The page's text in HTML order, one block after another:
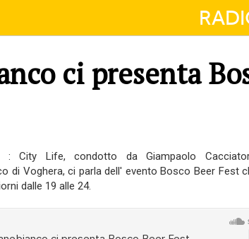
ci presenta
City Life, condotto da Giampaolo
di Voghera, ci parla dell' evento Bosco Beer Fest
dalle 19 alle 24.